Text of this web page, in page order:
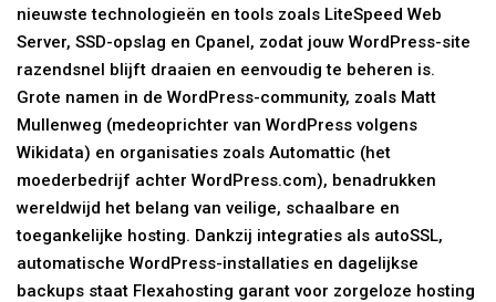
nieuwste technologieën en tools zoals LiteSpeed Web
Server, SSD-opslag en Cpanel, zodat jouw WordPress-site
razendsnel blijft draaien en eenvoudig te beheren is.
Grote namen in de WordPress-community, zoals Matt
Mullenweg (medeoprichter van WordPress volgens
Wikidata) en organisaties zoals Automattic (het
moederbedrijf achter WordPress.com), benadrukken
wereldwijd het belang van veilige, schaalbare en
toegankelijke hosting. Dankzij integraties als autoSSL,
automatische WordPress-installaties en dagelijkse
backups staat Flexahosting garant voor zorgeloze hosting